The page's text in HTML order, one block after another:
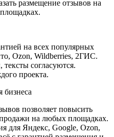
размещение отзывов на
на всех популярных
Ozon, Wildberries, 2ГИС.
согласуются.
проекта.
бизнеса
позволяет повысить
на любых площадках.
для Яндекс, Google, Ozon,